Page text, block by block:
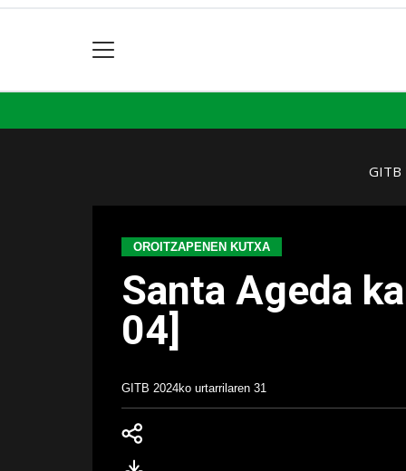
GITB
OROITZAPENEN KUTXA
Santa Ageda
04]
GITB 2024ko urtarrilaren 31